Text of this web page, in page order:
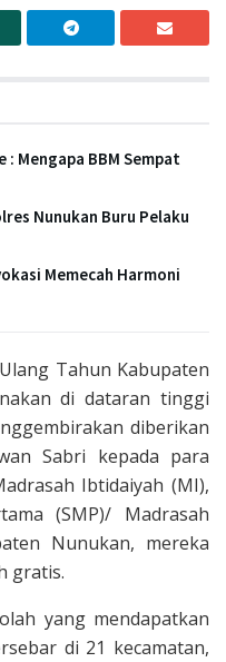
Mengapa BBM Sempat
Nunukan Buru Pelaku
Memecah Harmoni
Tahun Kabupaten
di dataran tinggi
diberikan
Sabri kepada para
Ibtidaiyah (MI),
(SMP)/ Madrasah
Nunukan, mereka
gratis.
yang mendapatkan
di 21 kecamatan,